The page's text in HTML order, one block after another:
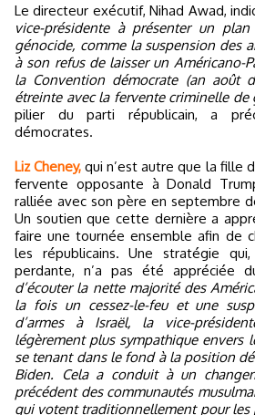
Le directeur exécutif, Nihad Awad,
vice-présidente à présenter un
génocide, comme la suspension des
à son refus de laisser un Américano-
la Convention démocrate (an août
étreinte avec la fervente criminelle de
pilier du parti républicain, a
démocrates.
Liz Cheney, qui n’est autre que la fille
fervente opposante à Donald
ralliée avec son père en septembre
Un soutien que cette dernière a
faire une tournée ensemble afin de
les républicains. Une stratégie
perdante, n’a pas été appréciée
d’écouter la nette majorité des
la fois un cessez-le-feu et une
d’armes à Israël, la vice-
légèrement plus sympathique envers
se tenant dans le fond à la position
Biden. Cela a conduit à un
précédent des communautés
qui votent traditionnellement pour les